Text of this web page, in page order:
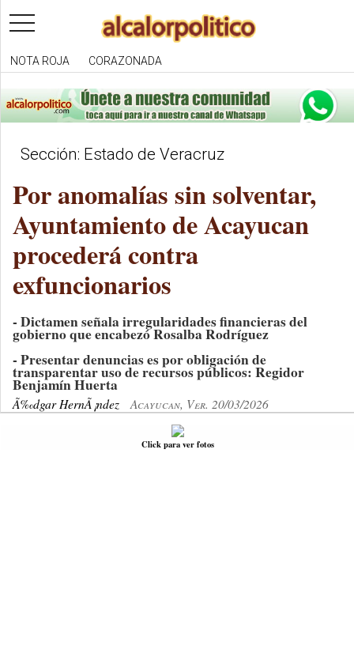
toggle
navigation
NOTA ROJA CORAZONADA
Sección: Estado de Veracruz
Por anomalías sin solventar,
Ayuntamiento de Acayucan
procederá contra
exfuncionarios
- Dictamen señala irregularidades financieras del
gobierno que encabezó Rosalba Rodríguez
- Presentar denuncias es por obligación de
transparentar uso de recursos públicos: Regidor
Benjamín Huerta
Ã‰dgar HernÃ¡ndez Acayucan, Ver. 20/03/2026
Click para ver fotos